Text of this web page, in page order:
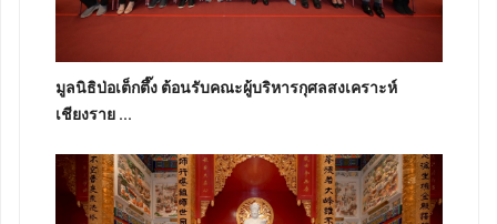
มูลนิธิป่อเต็กตึ๊ง ต้อนรับคณะผู้บริหารกุศลสงเคราะห์
เชียงราย ...